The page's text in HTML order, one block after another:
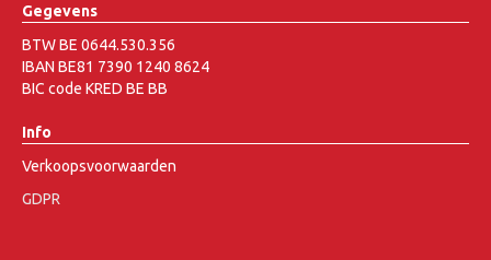
Gegevens
BTW BE 0644.530.356
IBAN BE81 7390 1240 8624
BIC code KRED BE BB
Info
Verkoopsvoorwaarden
GDPR